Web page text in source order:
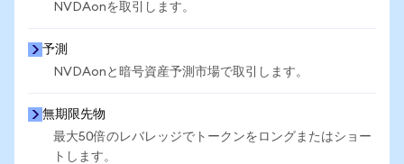
NVDAonを取引します。
予測
NVDAonと暗号資産予測市場で取引します。
無期限先物
最大50倍のレバレッジでトークンをロングまたはショー
トします。